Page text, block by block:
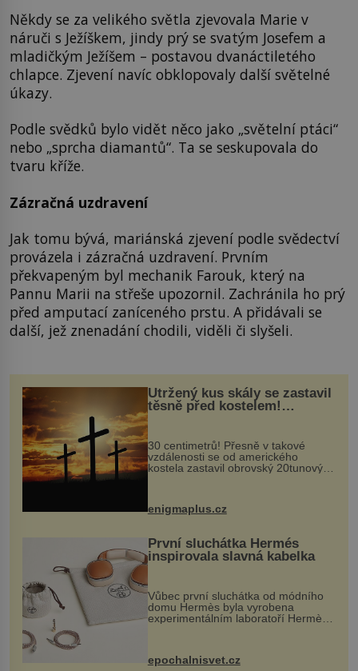
Někdy se za velikého světla zjevovala Marie v
náruči s Ježíškem, jindy prý se svatým Josefem a
mladičkým Ježíšem – postavou dvanáctiletého
chlapce. Zjevení navíc obklopovaly další světelné
úkazy.
Podle svědků bylo vidět něco jako „světelní ptáci“
nebo „sprcha diamantů“. Ta se seskupovala do
tvaru kříže.
Zázračná uzdravení
Jak tomu bývá, mariánská zjevení podle svědectví
provázela i zázračná uzdravení. Prvním
překvapeným byl mechanik Farouk, který na
Pannu Marii na střeše upozornil. Zachránila ho prý
před amputací zaníceného prstu. A přidávali se
další, jež znenadání chodili, viděli či slyšeli.
Utržený kus skály se zastavil
těsně před kostelem!
Ochránila ho boží síla?
30 centimetrů! Přesně v takové
vzdálenosti se od amerického
kostela zastavil obrovský 20tunový
...
enigmaplus.cz
První sluchátka Hermés
inspirovala slavná kabelka
Vůbec první sluchátka od módního
domu Hermès byla vyrobena
experimentálním laboratoří Hermès
kovový...
epochalnisvet.cz